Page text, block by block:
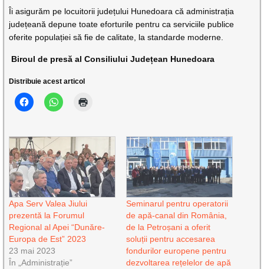
Îi asigurăm pe locuitorii județului Hunedoara că administrația
județeană depune toate eforturile pentru ca serviciile publice
oferite populației să fie de calitate, la standarde moderne.
Biroul de presă al Consiliului Județean Hunedoara
Distribuie acest articol
Apa Serv Valea Jiului
prezentă la Forumul
Regional al Apei “Dunăre-
Europa de Est” 2023
23 mai 2023
În „Administrație”
Seminarul pentru operatorii
de apă-canal din România,
de la Petroșani a oferit
soluții pentru accesarea
fondurilor europene pentru
dezvoltarea rețelelor de apă